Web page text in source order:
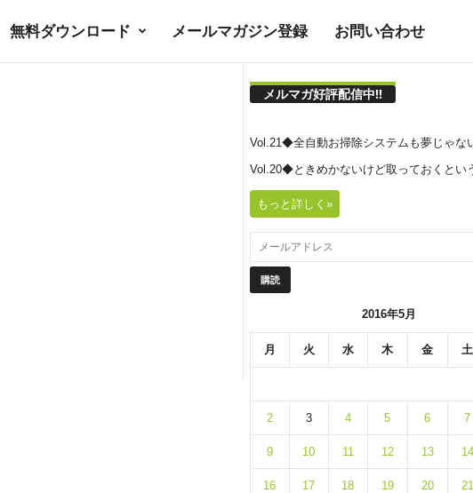
無料ダウンロード メールマガジン登録 お問い合わせ
メルマガ好評配信中!!
Vol.21◆全自動お掃除システムも夢じゃな
Vol.20◆ときめかないけど取っておくとい
もっと詳しく»
2016年5月
月 火 水 木 金 土
2 3 4 5 6 7
9 10 11 12 13 14
16 17 18 19 20 21